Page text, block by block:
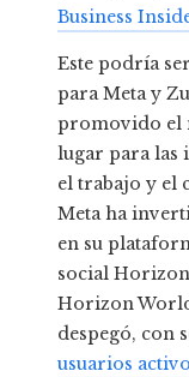
Business
Este podría
para Meta y
promovido el
lugar para las
el trabajo y el
Meta ha
en su
social
Horizon
despegó, con
usuarios